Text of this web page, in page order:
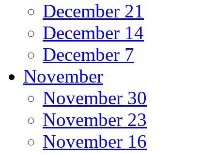
December 21
December 14
December 7
November
November 30
November 23
November 16